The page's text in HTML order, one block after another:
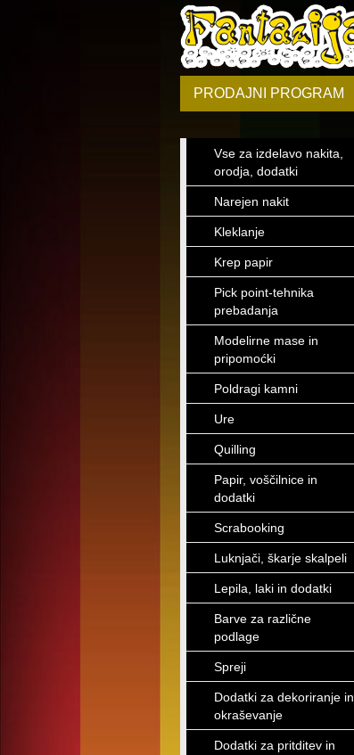
PRODAJNI PROGRAM
Vse za izdelavo nakita,
orodja, dodatki
Narejen nakit
Kleklanje
Krep papir
Pick point-tehnika
prebadanja
Modelirne mase in
pripomoćki
Poldragi kamni
Ure
Quilling
Papir, voščilnice in
dodatki
Scrabooking
Luknjači, škarje skalpeli
Lepila, laki in dodatki
Barve za različne
podlage
Spreji
Dodatki za dekoriranje in
okraševanje
Dodatki za pritditev in